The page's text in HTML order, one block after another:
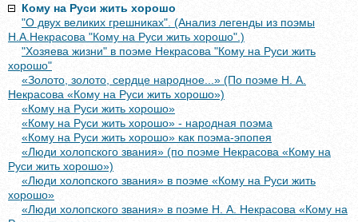
Кому на Руси жить хорошо
"О двух великих грешниках". (Анализ легенды из поэмы
Н.А.Некрасова "Кому на Руси жить хорошо".)
"Хозяева жизни" в поэме Некрасова "Кому на Руси жить
хорошо"
«Золото, золото, сердце народное...» (По поэме Н. А.
Некрасова «Кому на Руси жить хорошо»)
«Кому на Руси жить хорошо»
«Кому на Руси жить хорошо» - народная поэма
«Кому на Руси жить хорошо» как поэма-эпопея
«Люди холопского звания» (по поэме Некрасова «Кому на
Руси жить хорошо»)
«Люди холопского звания» в поэме «Кому на Руси жить
хорошо»
«Люди холопского звания» в поэме Н. А. Некрасова «Кому на